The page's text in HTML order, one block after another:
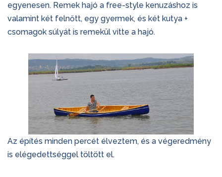
egyenesen. Remek hajó a free-style kenuzáshoz is
valamint két felnőtt, egy gyermek, és két kutya +
csomagok súlyát is remekül vitte a hajó.
Az építés minden percét élveztem, és a végeredmény
is elégedettséggel töltött el.